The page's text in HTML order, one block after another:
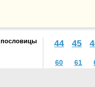
пословицы 44 45
60 61